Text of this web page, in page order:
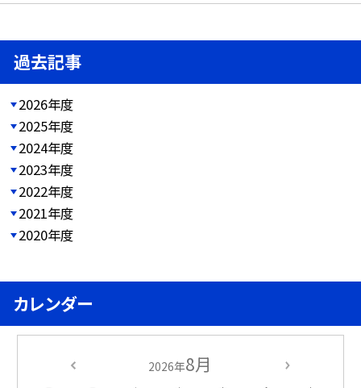
過去記事
2026年度
2025年度
2024年度
2023年度
2022年度
2021年度
2020年度
カレンダー
2026年8月